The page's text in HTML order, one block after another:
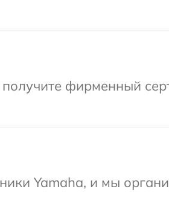
фирменный
Yamaha, и мы